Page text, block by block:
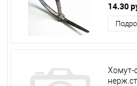
14.30
Хомут-